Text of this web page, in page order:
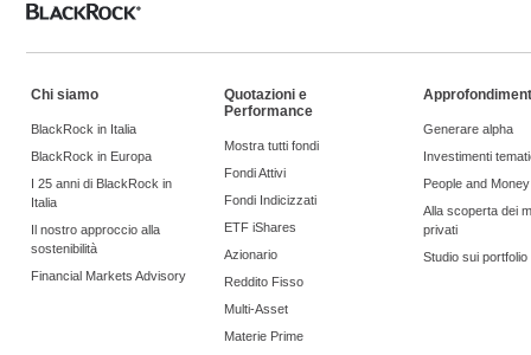
Chi siamo
BlackRock in Italia
BlackRock in Europa
I 25 anni di BlackRock in
Italia
Il nostro approccio alla
sostenibilità
Financial Markets Advisory
Quotazioni e
Performance
Mostra tutti fondi
Fondi Attivi
Fondi Indicizzati
ETF iShares
Azionario
Reddito Fisso
Multi-Asset
Materie Prime
Generare alpha
Investimenti
People and
Alla scoperta dei
privati
Studio sui portfolio